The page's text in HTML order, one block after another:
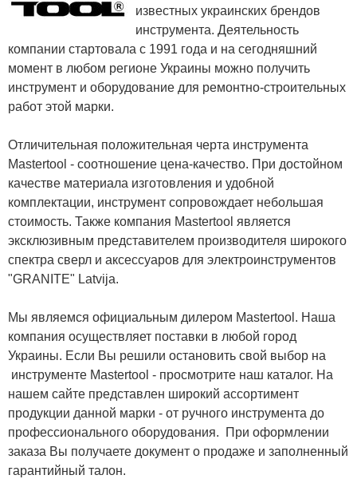
известных украинских брендов
инструмента. Деятельность
компании стартовала с 1991 года и на сегодняшний
момент в любом регионе Украины можно получить
инструмент и оборудование для ремонтно-строительных
работ этой марки.
Отличительная положительная черта инструмента
Mastertool - соотношение цена-качество. При достойном
качестве материала изготовления и удобной
комплектации, инструмент сопровождает небольшая
стоимость. Также компания Mastertool является
эксклюзивным представителем производителя широкого
спектра сверл и аксессуаров для электроинструментов
"GRANITE" Latvija.
Мы являемся официальным дилером Mastertool. Наша
компания осуществляет поставки в любой город
Украины. Если Вы решили остановить свой выбор на
инструменте Mastertool - просмотрите наш каталог. На
нашем сайте представлен широкий ассортимент
продукции данной марки - от ручного инструмента до
профессионального оборудования. При оформлении
заказа Вы получаете документ о продаже и заполненный
гарантийный талон.